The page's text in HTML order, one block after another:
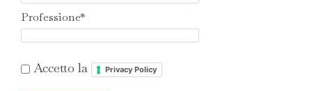
Professione*
Accetto la Privacy Policy